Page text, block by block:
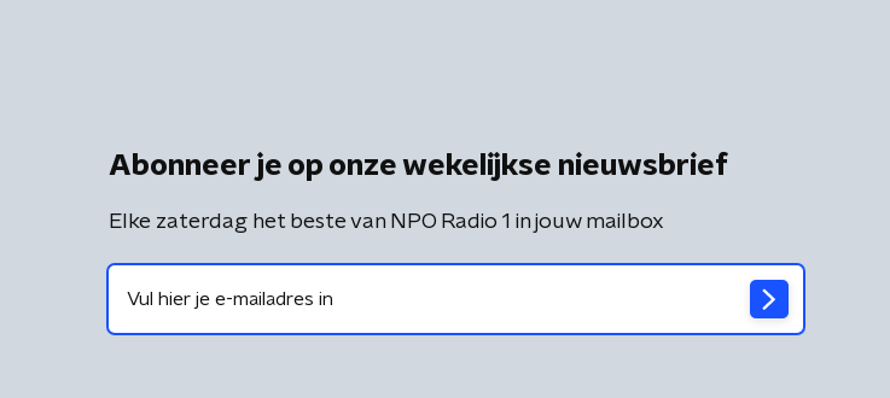
Abonneer je op onze wekelijkse nieuwsbrief
Elke zaterdag het beste van NPO Radio 1 in jouw mailbox